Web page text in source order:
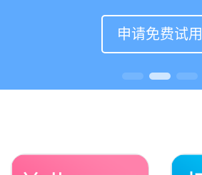
申请免费试用
申请免费试用
申请免费试用